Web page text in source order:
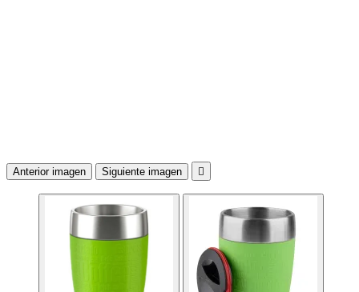
Anterior imagen Siguiente imagen 